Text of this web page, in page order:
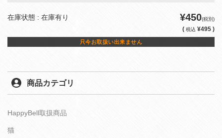
在庫状態 : 在庫有り ¥450(税別)
( 税込 ¥495 )
只今お取扱い出来ません
商品カテゴリ
HappyBell取扱商品
猫